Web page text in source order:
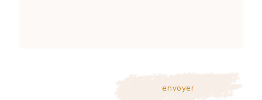
envoyer